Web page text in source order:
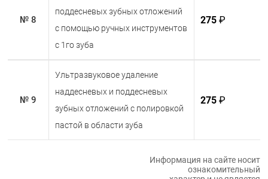
№ 8
поддесневых зубных отложений
с помощью ручных инструментов
с 1го зуба
275₽
№ 9
Ультразвуковое удаление
наддесневых и поддесневых
зубных отложений с полировкой
пастой в области зуба
275₽
Информация на сайте носит
ознакомительный